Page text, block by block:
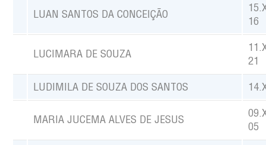
LUAN SANTOS DA CONCEIÇÃO
16
LUCIMARA DE SOUZA
21
LUDIMILA DE SOUZA DOS SANTOS
MARIA JUCEMA ALVES DE JESUS
05